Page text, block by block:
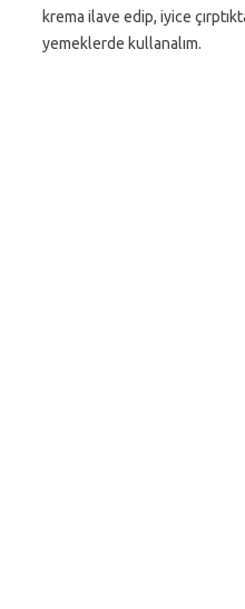
krema ilave edip, iyice
yemeklerde kullanalım.